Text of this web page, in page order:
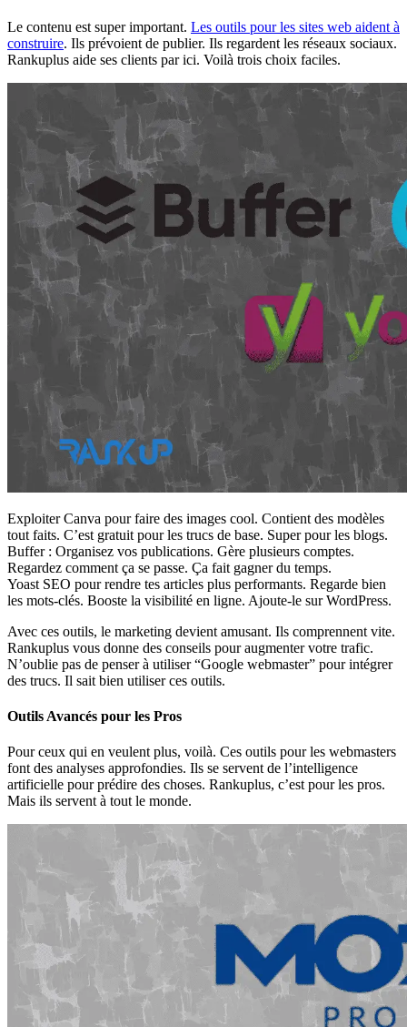
Le contenu est super important. Les outils pour les sites web aident à
construire. Ils prévoient de publier. Ils regardent les réseaux sociaux.
Rankuplus aide ses clients par ici. Voilà trois choix faciles.
Exploiter Canva pour faire des images cool. Contient des modèles
tout faits. C’est gratuit pour les trucs de base. Super pour les blogs.
Buffer : Organisez vos publications. Gère plusieurs comptes.
Regardez comment ça se passe. Ça fait gagner du temps.
Yoast SEO pour rendre tes articles plus performants. Regarde bien
les mots-clés. Booste la visibilité en ligne. Ajoute-le sur WordPress.
Avec ces outils, le marketing devient amusant. Ils comprennent vite.
Rankuplus vous donne des conseils pour augmenter votre trafic.
N’oublie pas de penser à utiliser “Google webmaster” pour intégrer
des trucs. Il sait bien utiliser ces outils.
Outils Avancés pour les Pros
Pour ceux qui en veulent plus, voilà. Ces outils pour les webmasters
font des analyses approfondies. Ils se servent de l’intelligence
artificielle pour prédire des choses. Rankuplus, c’est pour les pros.
Mais ils servent à tout le monde.